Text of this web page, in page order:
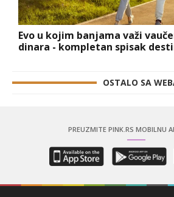
Evo u kojim banjama važi
dinara - kompletan spisak
OSTALO SA
PREUZMITE PINK.RS MOBILNU